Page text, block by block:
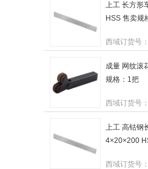
上工 长方形
HSS 售卖规
西域订货号：
成量 网纹滚
规格：1把
西域订货号：
上工 高钴钢
4×20×200
西域订货号：